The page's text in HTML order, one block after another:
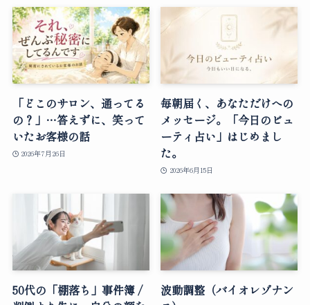
「どこのサロン、通ってる
の？」…答えずに、笑って
いたお客様の話
2026年7月26日
毎朝届く、あなただけへの
メッセージ。「今日のビュ
ーティ占い」はじめまし
た。
2026年6月15日
50代の「棚落ち」事件簿 /
波動調整（バイオレゾナン